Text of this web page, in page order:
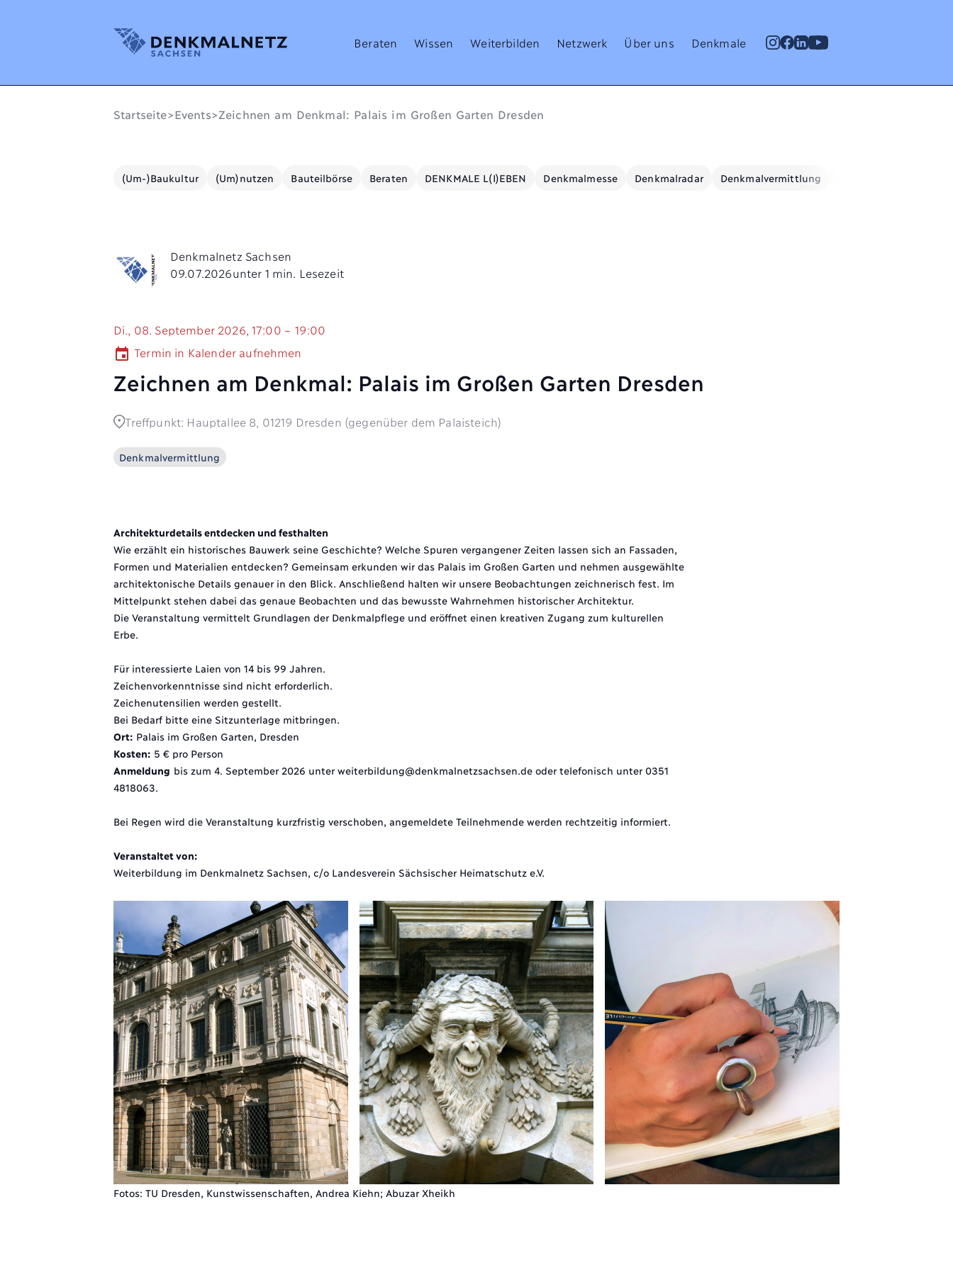
Denkmalnetz Sachsen Beraten Wissen Weiterbilden Netzwerk Über uns Denkmale
Startseite>Events>Zeichnen am Denkmal: Palais im Großen Garten Dresden
(Um-)Baukultur (Um)nutzen Bauteilbörse Beraten DENKMALE L(I)EBEN Denkmalmesse Denkmalradar Denkmalvermittlung
Denkmalnetz Sachsen
09.07.2026unter 1 min. Lesezeit
Di., 08. September 2026, 17:00 – 19:00
event Termin in Kalender aufnehmen
Zeichnen am Denkmal: Palais im Großen Garten Dresden
Treffpunkt: Hauptallee 8, 01219 Dresden (gegenüber dem Palaisteich)
Denkmalvermittlung
Architekturdetails entdecken und festhalten
Wie erzählt ein historisches Bauwerk seine Geschichte? Welche Spuren vergangener Zeiten lassen sich an Fassaden,
Formen und Materialien entdecken? Gemeinsam erkunden wir das Palais im Großen Garten und nehmen ausgewählte
architektonische Details genauer in den Blick. Anschließend halten wir unsere Beobachtungen zeichnerisch fest. Im
Mittelpunkt stehen dabei das genaue Beobachten und das bewusste Wahrnehmen historischer Architektur.
Die Veranstaltung vermittelt Grundlagen der Denkmalpflege und eröffnet einen kreativen Zugang zum kulturellen
Erbe.
Für interessierte Laien von 14 bis 99 Jahren.
Zeichenvorkenntnisse sind nicht erforderlich.
Zeichenutensilien werden gestellt.
Bei Bedarf bitte eine Sitzunterlage mitbringen.
Ort: Palais im Großen Garten, Dresden
Kosten: 5 € pro Person
Anmeldung bis zum 4. September 2026 unter weiterbildung@denkmalnetzsachsen.de oder telefonisch unter 0351
4818063.
Bei Regen wird die Veranstaltung kurzfristig verschoben, angemeldete Teilnehmende werden rechtzeitig informiert.
Veranstaltet von:
Weiterbildung im Denkmalnetz Sachsen, c/o Landesverein Sächsischer Heimatschutz e.V.
Fotos: TU Dresden, Kunstwissenschaften, Andrea Kiehn; Abuzar Xheikh